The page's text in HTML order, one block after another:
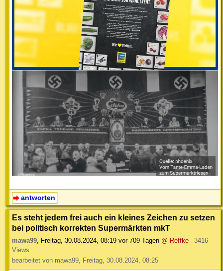
antworten
Es steht jedem frei auch ein kleines Zeichen zu setzen
bei politisch korrekten Supermärkten mkT
mawa99 Freitag, 30.08.2024, 08:19 vor 709 Tagen @ Reffke
3416
Views
bearbeitet von mawa99, Freitag, 30.08.2024, 08:25